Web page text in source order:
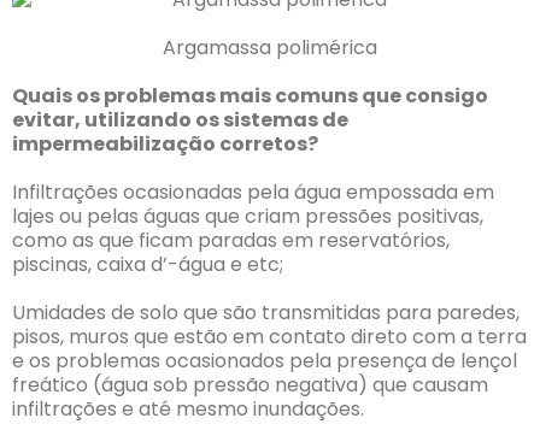
Argamassa polimérica
Quais os problemas mais comuns que consigo
evitar, utilizando os sistemas de
impermeabilização corretos?
Infiltrações ocasionadas pela água empossada em
lajes ou pelas águas que criam pressões positivas,
como as que ficam paradas em reservatórios,
piscinas, caixa d’-água e etc;
Umidades de solo que são transmitidas para paredes,
pisos, muros que estão em contato direto com a terra
e os problemas ocasionados pela presença de lençol
freático (água sob pressão negativa) que causam
infiltrações e até mesmo inundações.